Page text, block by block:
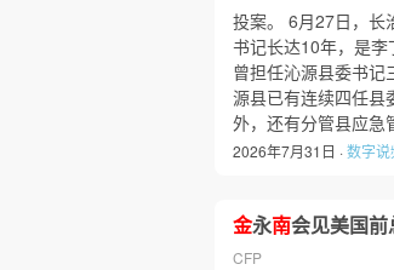
投案。 6月27日，长
书记长达10年，是李
曾担任沁源县委书
源县已有连续四任县
外，还有分管县应
2026年7月31日 ·数字说
金永南会见美国
CFP